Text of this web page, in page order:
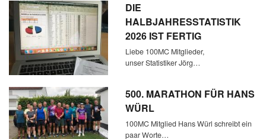
DIE
HALBJAHRESSTATISTIK
2026 IST FERTIG
Liebe 100MC Mitglieder,
unser Statistiker Jörg…
500. MARATHON FÜR HANS
WÜRL
100MC Mitglied Hans Würl schreibt ein
paar Worte…